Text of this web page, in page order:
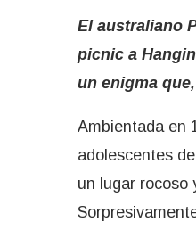
El australiano
picnic a
un enigma
Ambientada en
adolescentes
un lugar rocoso